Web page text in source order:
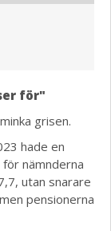
för"
grisen.
hade en
nämnderna
utan snarare
pensionerna